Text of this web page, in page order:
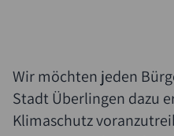
Wir möchten jeden
Stadt Überlingen dazu
Klimaschutz